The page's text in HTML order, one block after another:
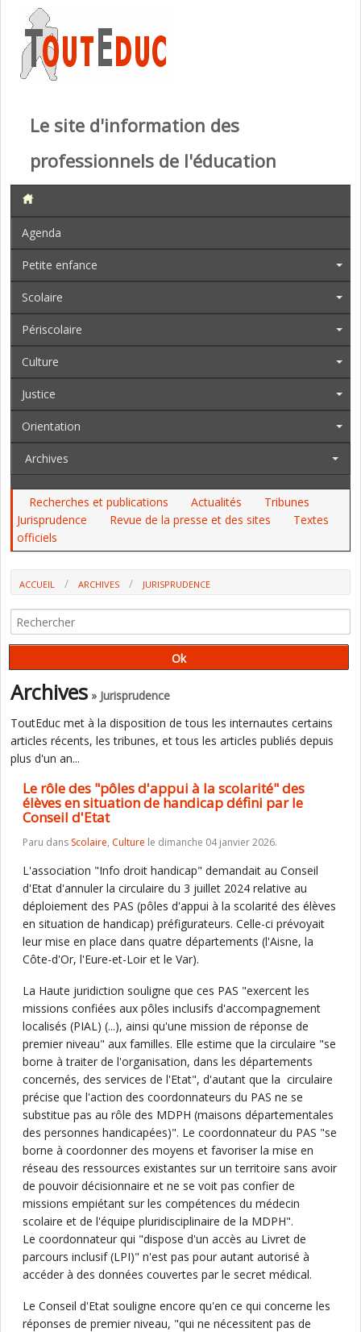
Le site d'information des
professionnels de l'éducation
Agenda
Petite enfance
Scolaire
Périscolaire
Culture
Justice
Orientation
Archives
Recherches et publications Actualités
Tribunes
Jurisprudence
Revue de la presse et des sites
Textes
officiels
ACCUEIL ARCHIVES
JURISPRUDENCE
SITUATION DE HANDICAP DÉFINI PAR LE CONSEIL D'ETAT
Archives » Jurisprudence
ToutEduc met à la disposition de tous les internautes certains
articles récents, les tribunes, et tous les articles publiés depuis
plus d'un an...
Le rôle des "pôles d'appui à la scolarité" des
élèves en situation de handicap défini par le
Conseil d'Etat
Paru dans Scolaire, Culture le dimanche 04 janvier 2026.
L'association "Info droit handicap" demandait au Conseil
d'Etat d'annuler la circulaire du 3 juillet 2024 relative au
déploiement des PAS (pôles d'appui à la scolarité des élèves
en situation de handicap) préfigurateurs. Celle-ci prévoyait
leur mise en place dans quatre départements (l'Aisne, la
Côte-d'Or, l'Eure-et-Loir et le Var).
La Haute juridiction souligne que ces PAS "exercent les
missions confiées aux pôles inclusifs d'accompagnement
localisés (PIAL) (...), ainsi qu'une mission de réponse de
premier niveau" aux familles. Elle estime que la circulaire "se
borne à traiter de l'organisation, dans les départements
concernés, des services de l'Etat", d'autant que la circulaire
précise que l'action des coordonnateurs du PAS ne se
substitue pas au rôle des MDPH (maisons départementales
des personnes handicapées)". Le coordonnateur du PAS "se
borne à coordonner des moyens et favoriser la mise en
réseau des ressources existantes sur un territoire sans avoir
de pouvoir décisionnaire et ne se voit pas confier de
missions empiétant sur les compétences du médecin
scolaire et de l'équipe pluridisciplinaire de la MDPH".
Le coordonnateur qui "dispose d'un accès au Livret de
parcours inclusif (LPI)" n'est pas pour autant autorisé à
accéder à des données couvertes par le secret médical.
Le Conseil d'Etat souligne encore qu'en ce qui concerne les
réponses de premier niveau, "qui ne nécessitent pas de